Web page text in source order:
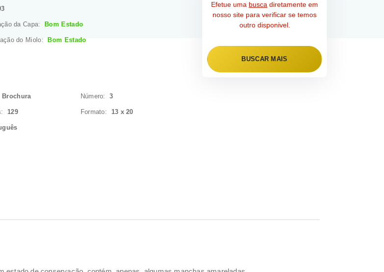
da Capa: Bom Estado
do Miolo: Bom Estado
Brochura Número:3
129 Formato: 13 x 20
Efetue uma busca diretamente em
nosso site para verificar se temos
outro disponivel.
BUSCAR MAIS